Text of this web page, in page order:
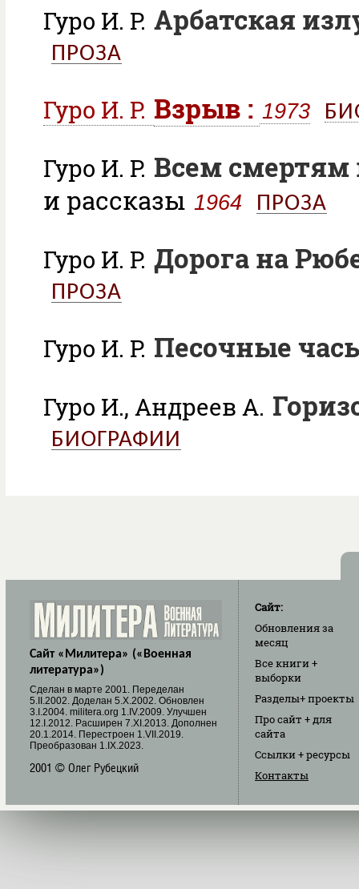
Гуро И. Р. Арбатская
ПРОЗА
Гуро И. Р. Взрыв : 1973
Гуро И. Р. Всем смертям
и рассказы 1964 ПРОЗА
Гуро И. Р. Дорога на
ПРОЗА
Гуро И. Р. Песочные
Гуро И., Андреев А.
БИОГРАФИИ
Сайт «Милитера» («Военная
литература»)
Cделан в марте 2001. Переделан
5.II.2002. Доделан 5.X.2002. Обновлен
3.I.2004. militera.org 1.IV.2009. Улучшен
12.I.2012. Расширен 7.XI.2013. Дополнен
20.1.2014. Перестроен 1.VII.2019.
Преобразован 1.IX.2023.
2001 © Олег Рубецкий
Сайт:
Обновленияза
месяц
Все книги+
выборки
Разделы+ проекты
Про сайт + для
сайта
Ссылки+ ресурсы
Контакты